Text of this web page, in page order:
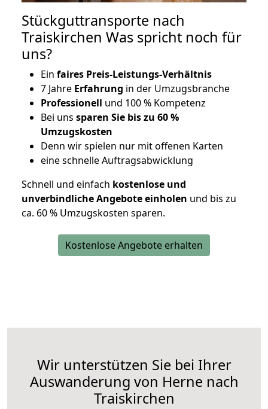
Stückguttransporte nach
Traiskirchen Was spricht noch für
uns?
Ein faires Preis-Leistungs-Verhältnis
7 Jahre Erfahrung in der Umzugsbranche
Professionell und 100 % Kompetenz
Bei uns sparen Sie bis zu 60 %
Umzugskosten
Denn wir spielen nur mit offenen Karten
eine schnelle Auftragsabwicklung
Schnell und einfach kostenlose und
unverbindliche Angebote einholen und bis zu
ca. 60 % Umzugskosten sparen.
Kostenlose Angebote erhalten
Wir unterstützen Sie bei Ihrer
Auswanderung von Herne nach
Traiskirchen